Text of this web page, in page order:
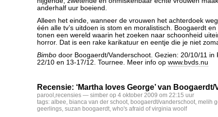
anderhalf uur boeiend.
Alleen het einde, wanneer de vrouwen het achterdoek
één alle tv’s uitdoen is stom en moralistisch. Boogaerdt
tonen een wereld waarin het zoeken naar schoonheid
horror. Dat is een rake karikatuur en eentje die je niet
Bimbo door Boogaerdt/Vanderschoot. Gezien: 20/10/11 in
22/10 en 13-17/12. Tournee. Meer info op www.bvds.nu
Recensie: ‘Martha loves George’ van
parool ,recensies — simber op 4 oktober 2009 om 22:15 uur
tags: albee, bianca van der schoot, boogaerdt/vanderschoot, melih
geerlings, suzan boogaerdt, who's afraid of virginia woolf